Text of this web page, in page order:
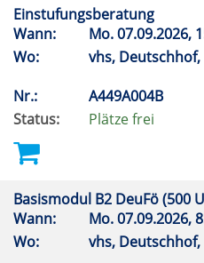
Einstufungsberatung
Wann:
Mo.07.09.2026,
Wo:
vhs,
Nr.:
A449A004B
Status:
Plätze frei
Basismodul B2 DeuFö (500
Wann:
Mo.07.09.2026,
Wo:
vhs,